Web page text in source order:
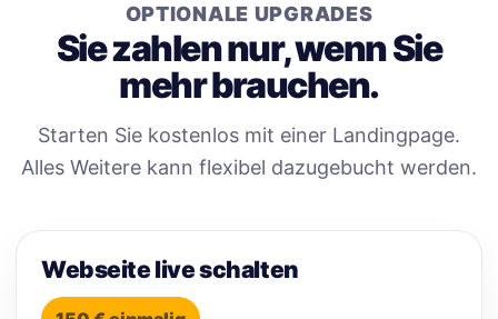
OPTIONALE UPGRADES
Sie zahlen nur, wenn Sie
mehr brauchen.
Starten Sie kostenlos mit einer Landingpage.
Alles Weitere kann flexibel dazugebucht werden.
Webseite live schalten